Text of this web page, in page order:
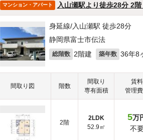
マンション・アパート 入山瀬駅より徒歩28分 2
身延線/入山瀬駅 徒歩28分
静岡県富士市伝法
総階数 2階建 築年数 36年8
間取り図 階数
間取り
専有面積
賃料
管理
2階
2LDK
52.9㎡
5万
不